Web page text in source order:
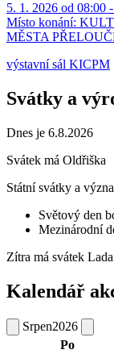
5. 1. 2026 od 08:00
Místo konání:
MĚSTA
výstavní sál KICPM
Svátky a
Dnes je 6.8.2026
Svátek má Oldřiška
Státní svátky a
Světový den
Mezinárodní
Zítra má svátek Lada
Kalendář
Srpen2026
Po